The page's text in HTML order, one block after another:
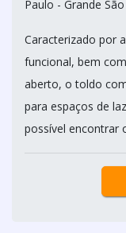
Paulo - Grande
Caracterizado por
funcional, bem
aberto, o toldo
para espaços de
possível encontrar